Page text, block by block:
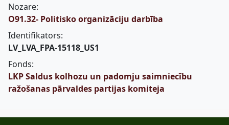
Nozare:
O91.32- Politisko organizāciju darbība
Identifikators:
LV_LVA_FPA-15118_US1
Fonds:
LKP Saldus kolhozu un padomju saimniecību
ražošanas pārvaldes partijas komiteja